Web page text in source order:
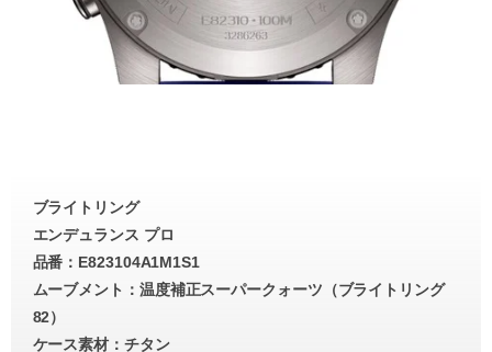
ブライトリング
エンデュランス プロ
品番：E823104A1M1S1
ムーブメント：温度補正スーパークォーツ（ブライトリング
82）
ケース素材：チタン